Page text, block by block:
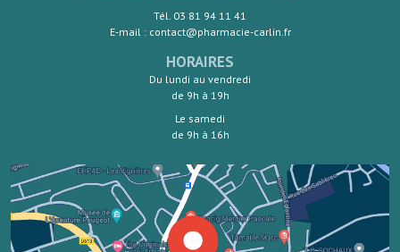
Tél. 03 81 94 11 41
E-mail : contact@pharmacie-carlin.fr
HORAIRES
Du lundi au vendredi
de 9h à 19h
Le samedi
de 9h à 16h